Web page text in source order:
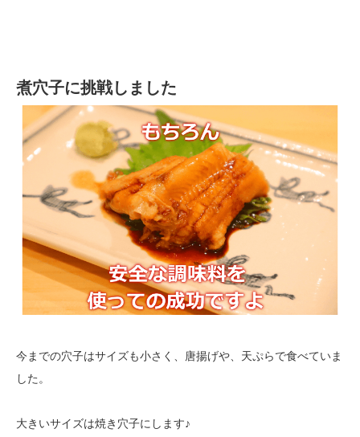
煮穴子に挑戦しました
今までの穴子はサイズも小さく、唐揚げや、天ぷらで食べていま
した。
大きいサイズは焼き穴子にします♪